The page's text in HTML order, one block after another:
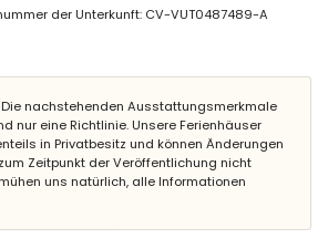
mit Doppelbett (Maße 200 x 140 cm) und
jeweils mit 2 Einzelbetten (Maße 200 x
mit Doppelwaschbecken, Badewanne, Dusche
mit Einzelwaschbecken, Badewanne, Dusche
Einzelwaschbecken, Dusche und Toilette
mit Einzelwaschbecken, Dusche und Toilette
der Unterkunft: CV-VUT0487489-A
Die nachstehenden Ausstattungsmerkmale
nur eine Richtlinie. Unsere Ferienhäuser
in Privatbesitz und können Änderungen
Zeitpunkt der Veröffentlichung nicht
uns natürlich, alle Informationen